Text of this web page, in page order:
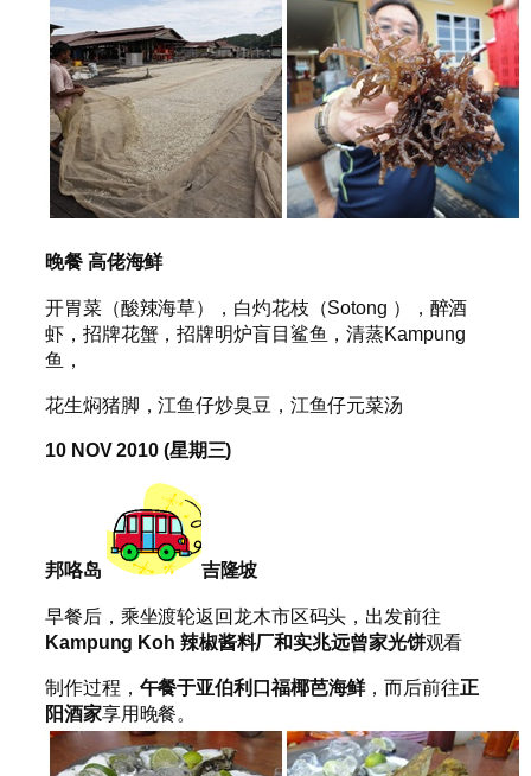
晚餐 高佬海鲜
开胃菜（酸辣海草），白灼花枝（Sotong ），醉酒
虾，招牌花蟹，招牌明炉盲目鲨鱼，清蒸Kampung
鱼，
花生焖猪脚，江鱼仔炒臭豆，江鱼仔元菜汤
10 NOV 2010 (星期三)
邦咯岛 吉隆坡
早餐后，乘坐渡轮返回龙木市区码头，出发前往
Kampung Koh 辣椒酱料厂和实兆远曾家光饼观看
制作过程， 午餐于亚伯利口福椰芭海鲜，而后前往正
阳酒家享用晚餐。